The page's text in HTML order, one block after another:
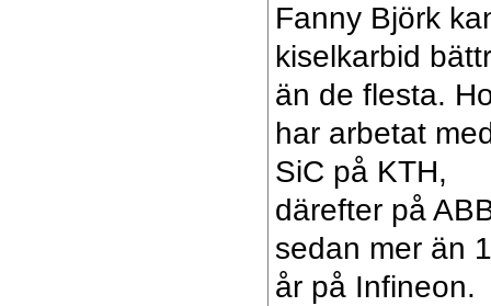
Fanny Björk
kiselkarbid
än de flesta.
har arbetat
SiC på KTH,
därefter på
sedan mer än
år på Infineon.